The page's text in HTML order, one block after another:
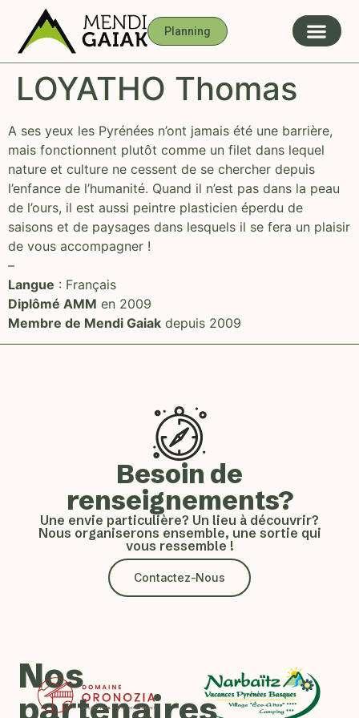
Planning
LOYATHO Thomas
A ses yeux les Pyrénées n’ont jamais été une barrière,
mais fonctionnent plutôt comme un filet dans lequel
nature et culture ne cessent de se chercher depuis
l’enfance de l’humanité. Quand il n’est pas dans la peau
de l’ours, il est aussi peintre plasticien éperdu de
saisons et de paysages dans lesquels il se fera un plaisir
de vous accompagner !
–
Langue : Français
Diplômé AMM en 2009
Membre de Mendi Gaiak depuis 2009
Besoin de
renseignements?
Une envie particulière? Un lieu à découvrir?
Nous organiserons ensemble, une sortie qui
vous ressemble !
Contactez-Nous
Nos
partenaires